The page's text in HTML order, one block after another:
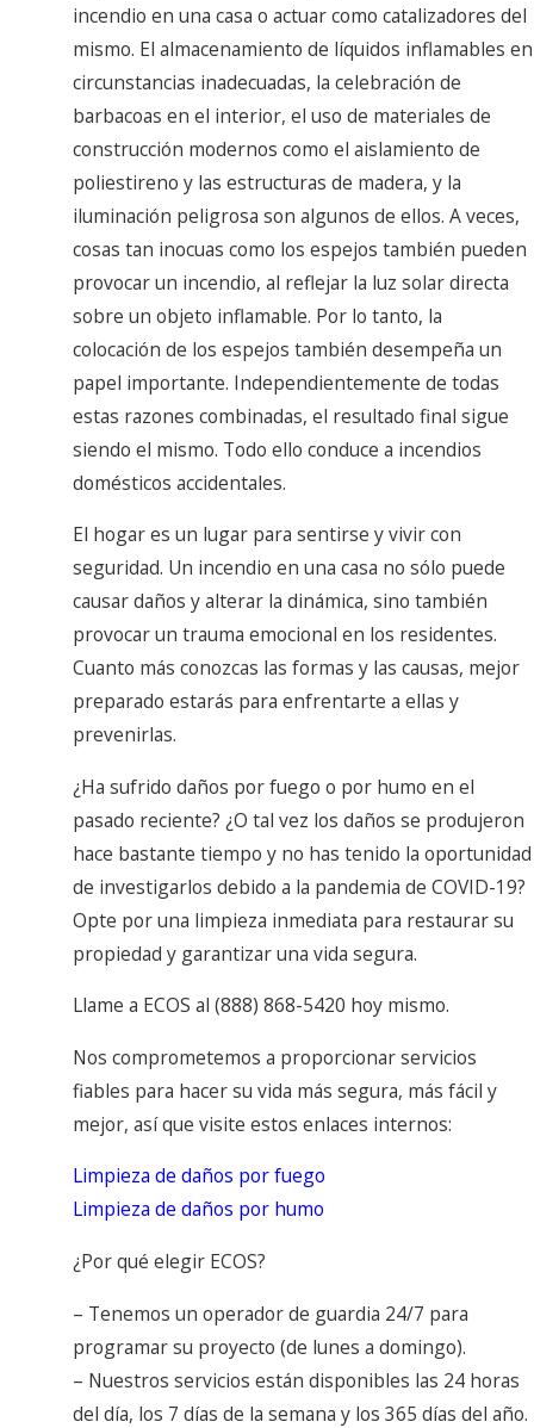
incendio en una casa o actuar como catalizadores del
mismo. El almacenamiento de líquidos inflamables en
circunstancias inadecuadas, la celebración de
barbacoas en el interior, el uso de materiales de
construcción modernos como el aislamiento de
poliestireno y las estructuras de madera, y la
iluminación peligrosa son algunos de ellos. A veces,
cosas tan inocuas como los espejos también pueden
provocar un incendio, al reflejar la luz solar directa
sobre un objeto inflamable. Por lo tanto, la
colocación de los espejos también desempeña un
papel importante. Independientemente de todas
estas razones combinadas, el resultado final sigue
siendo el mismo. Todo ello conduce a incendios
domésticos accidentales.
El hogar es un lugar para sentirse y vivir con
seguridad. Un incendio en una casa no sólo puede
causar daños y alterar la dinámica, sino también
provocar un trauma emocional en los residentes.
Cuanto más conozcas las formas y las causas, mejor
preparado estarás para enfrentarte a ellas y
prevenirlas.
¿Ha sufrido daños por fuego o por humo en el
pasado reciente? ¿O tal vez los daños se produjeron
hace bastante tiempo y no has tenido la oportunidad
de investigarlos debido a la pandemia de COVID-19?
Opte por una limpieza inmediata para restaurar su
propiedad y garantizar una vida segura.
Llame a ECOS al(888) 868-5420 hoy mismo.
Nos comprometemos a proporcionar servicios
fiables para hacer su vida más segura, más fácil y
mejor, así que visite estos enlaces internos:
Limpieza de daños por fuego
Limpieza de daños por humo
¿Por qué elegir ECOS?
– Tenemos un operador de guardia 24/7 para
programar su proyecto (de lunes a domingo).
– Nuestros servicios están disponibles las 24 horas
del día, los 7 días de la semana y los 365 días del año.